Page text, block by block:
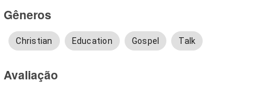
Gêneros
Christian Education Gospel Talk
Avaliação